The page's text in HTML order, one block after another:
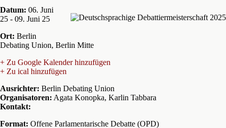
Datum: 06. Juni
25 - 09. Juni 25
Ort: Berlin
Debating Union, Berlin Mitte
+ Zu Google Kalender hinzufügen
+ Zu ical hinzufügen
Ausrichter: Berlin Debating Union
Organisatoren: Agata Konopka, Karlin Tabbara
Kontakt:
Format: Offene Parlamentarische Debatte (OPD)